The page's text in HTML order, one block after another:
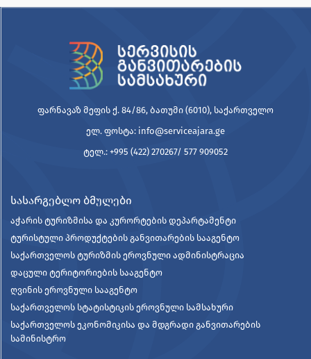
ფარნავაზ მეფის ქ. 84/86, ბათუმი (6010), საქართველო
ელ. ფოსტა: info@serviceajara.ge
ტელ.: +995 (422) 270267/ 577 909052
სასარგებლო ბმულები
აჭარის ტურიზმისა და კურორტების დეპარტამენტი
ტურისტული პროდუქტების განვითარების სააგენტო
საქართველოს ტურიზმის ეროვნული ადმინისტრაცია
დაცული ტერიტორიების სააგენტო
ღვინის ეროვნული სააგენტო
საქართველოს სტატისტიკის ეროვნული სამსახური
საქართველოს ეკონომიკისა და მდგრადი განვითარების
სამინისტრო